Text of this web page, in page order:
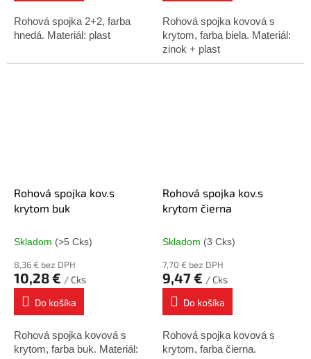
Rohová spojka 2+2, farba
hnedá. Materiál: plast
Rohová spojka kovová s
krytom, farba biela. Materiál:
zinok + plast
Rohová spojka kov.s
krytom buk
Skladom (>5 Cks)
8,36 € bez DPH
10,28 € / Cks
Do košíka
Rohová spojka kovová s
krytom, farba buk. Materiál:
Rohová spojka kov.s
krytom čierna
Skladom (3 Cks)
7,70 € bez DPH
9,47 € / Cks
Do košíka
Rohová spojka kovová s
krytom, farba čierna.